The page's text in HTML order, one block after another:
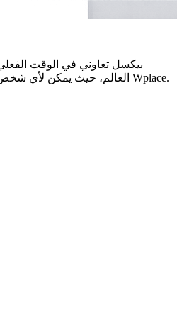
العالم، حيث يمكن لأي شخص الرسم وإنشاء الفن معًا على Wplace.